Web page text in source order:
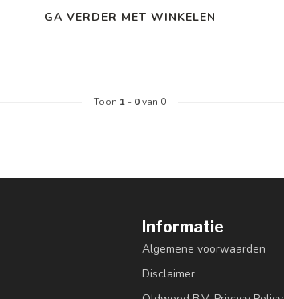
GA VERDER MET WINKELEN
Toon 1 - 0van 0
Informatie
Algemene voorwaarden
Disclaimer